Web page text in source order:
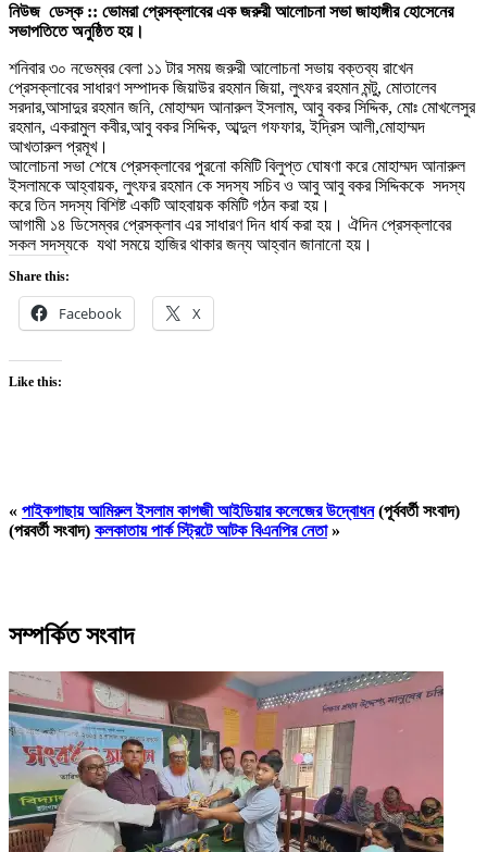
নিউজ ডেস্ক :: ভোমরা প্রেসক্লাবের এক জরুরী আলোচনা সভা জাহাঙ্গীর হোসেনের
সভাপতিতে অনুষ্ঠিত হয়।
শনিবার ৩০ নভেম্বর বেলা ১১ টার সময় জরুরী আলোচনা সভায় বক্তব্য রাখেন
প্রেসক্লাবের সাধারণ সম্পাদক জিয়াউর রহমান জিয়া, লুৎফর রহমান মন্টু, মোতালেব
সরদার,আসাদুর রহমান জনি, মোহাম্মদ আনারুল ইসলাম, আবু বকর সিদ্দিক, মোঃ মোখলেসুর
রহমান, একরামুল কবীর,আবু বকর সিদ্দিক, আব্দুল গফফার, ইদ্রিস আলী,মোহাম্মদ
আখতারুল প্রমূখ।
আলোচনা সভা শেষে প্রেসক্লাবের পুরনো কমিটি বিলুপ্ত ঘোষণা করে মোহাম্মদ আনারুল
ইসলামকে আহ্বায়ক, লুৎফর রহমান কে সদস্য সচিব ও আবু আবু বকর সিদ্দিককে সদস্য
করে তিন সদস্য বিশিষ্ট একটি আহবায়ক কমিটি গঠন করা হয়।
আগামী ১৪ ডিসেম্বর প্রেসক্লাব এর সাধারণ দিন ধার্য করা হয়। ঐদিন প্রেসক্লাবের
সকল সদস্যকে যথা সময়ে হাজির থাকার জন্য আহ্বান জানানো হয়।
Share this:
Facebook X
Like this:
« পাইকগাছায় আমিরুল ইসলাম কাগজী আইডিয়ার কলেজের উদ্বোধন(পূর্ববর্তী সংবাদ)
(পরবর্তী সংবাদ) কলকাতায় পার্ক স্ট্রিটে আটক বিএনপির নেতা»
সম্পর্কিত সংবাদ